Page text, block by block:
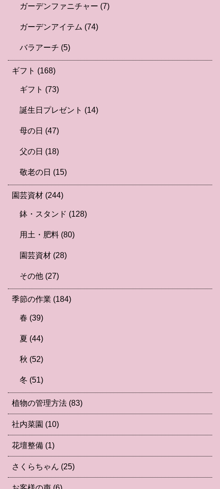
ガーデンファニチャー (7)
ガーデンアイテム (74)
バラアーチ (5)
ギフト (168)
ギフト (73)
誕生日プレゼント (14)
母の日 (47)
父の日 (18)
敬老の日 (15)
園芸資材 (244)
鉢・スタンド (128)
用土・肥料 (80)
園芸資材 (28)
その他 (27)
季節の作業 (184)
春 (39)
夏 (44)
秋 (52)
冬 (51)
植物の管理方法 (83)
社内菜園 (10)
花壇整備 (1)
さくらちゃん (25)